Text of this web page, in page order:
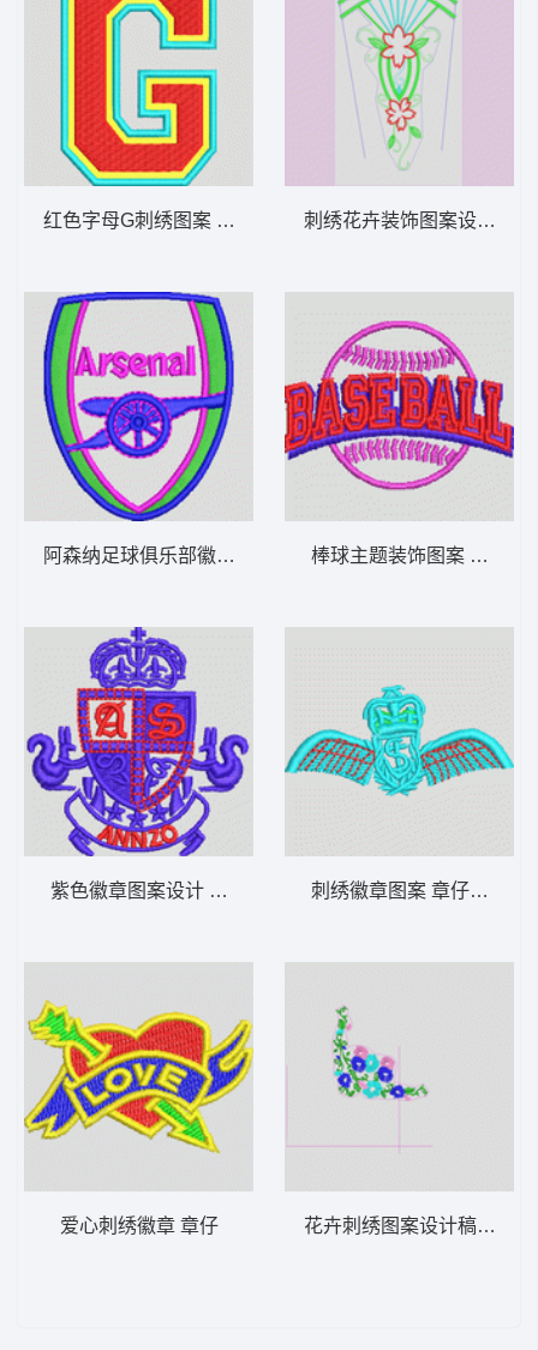
红色字母G刺绣图案 字母G
阿森纳足球俱乐部徽章 章仔arsenal
紫色徽章图案设计 章仔
爱心刺绣徽章 章仔
刺绣花卉装饰图案设计图
棒球主题装饰图案 章仔
刺绣徽章图案 章仔翅膀
花卉刺绣图案设计稿 经典花